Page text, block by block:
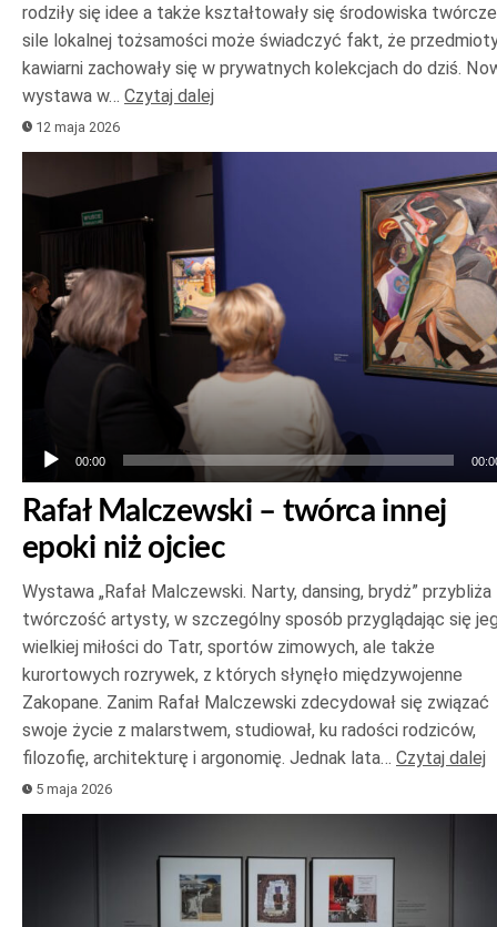
rodziły się idee a także kształtowały się środowiska
sile lokalnej tożsamości może świadczyć fakt, że
kawiarni zachowały się w prywatnych kolekcjach do dziś.
wystawa w… Czytaj dalej
12 maja 2026
plików
dźwiękowych
00:00
Rafał Malczewski – twórca innej
epoki niż ojciec
Wystawa „Rafał Malczewski. Narty, dansing, brydż” przybliża
twórczość artysty, w szczególny sposób przyglądając się
wielkiej miłości do Tatr, sportów zimowych, ale także
kurortowych rozrywek, z których słynęło międzywojenne
Zakopane. Zanim Rafał Malczewski zdecydował się związać
swoje życie z malarstwem, studiował, ku radości rodziców,
filozofię, architekturę i argonomię. Jednak lata… Czytaj dalej
5 maja 2026